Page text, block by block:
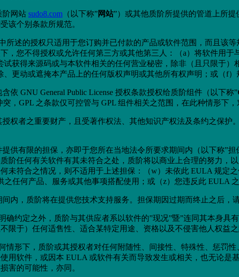
阶网站 sudo8.com （以下称”网站”）或其他质阶所提供的管道上所
该个别条款所规范。
所述的授权只适用于您订购并已付款的产品或软件范围，而且该
，您不得授权或允许任何第三方或其他第三人：（a）将软件用
获得来源码或与本软件相关的任何营业秘密，除非（且只限于
更动或遮掩本产品上的任何版权声明或其他所有权声明；或（f
依 GNU General Public License 授权条款授权给质阶组件（以下称”
，GPL 之条款仅可控管与 GPL 组件相关之范围，在此种情形下，
权者之重要财产，且受著作权法、其他知识产权法及条约之保
提供有限的担保，亦即于您所在当地法令所要求期间内（以下称”
阶任何有关软件有其未符合之处，质阶将以商业上合理的努力
未符合之情况，则不适用于上述担保：（w）未依此 EULA 规定
任何产品、服务或其他事项搭配使用；或（z）您违反此 EULA 之
内，质阶将在提供您技术支持服务。担保期因过期而终止之后，
确约定之外，质阶与其供应者系以软件的”现况”暨”连同其本身
限于）任何适售性、适合某特定用途、资格以及不侵害他人权益
情形下，质阶或其授权者对任何附随性、间接性、特殊性、惩罚
用软件，或因本 EULA 或软件有关而导致发生或相关，也无论
害的可能性，亦同。